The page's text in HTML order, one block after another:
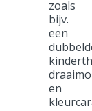
zoals
bijv.
een
en